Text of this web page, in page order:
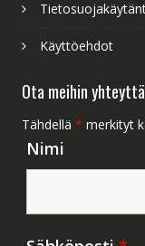
Käyttöehdot
Ota meihin yhteyttä
Tähdellä * merkityt
Nimi